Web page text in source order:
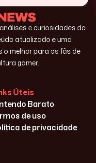
e curiosidades do
atualizado e uma
o melhor para os fãs de
gamer.
Úteis
Barato
de uso
de privacidade